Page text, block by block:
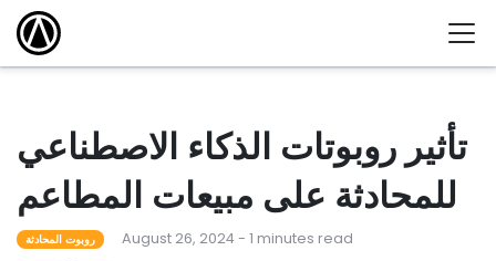
تأثير روبوتات الذكاء الاصطناعي
للمحادثة على مبيعات المطاعم
روبوت المحادثة August 26, 2024 - 1 minutes read